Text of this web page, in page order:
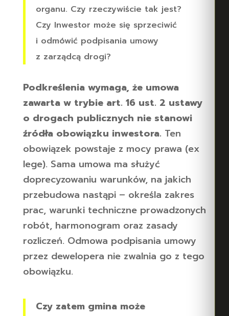
organu. Czy rzeczywiście tak jest?
Czy Inwestor może się sprzeciwić
i odmówić podpisania umowy
z zarządcą drogi?
Podkreślenia wymaga, że umowa
zawarta w trybie art. 16 ust. 2 ustawy
o drogach publicznych nie stanowi
źródła obowiązku inwestora. Ten
obowiązek powstaje z mocy prawa (ex
lege). Sama umowa ma służyć
doprecyzowaniu warunków, na jakich
przebudowa nastąpi – określa zakres
prac, warunki techniczne prowadzonych
robót, harmonogram oraz zasady
rozliczeń. Odmowa podpisania umowy
przez dewelopera nie zwalnia go z tego
obowiązku.
Czy zatem gmina może